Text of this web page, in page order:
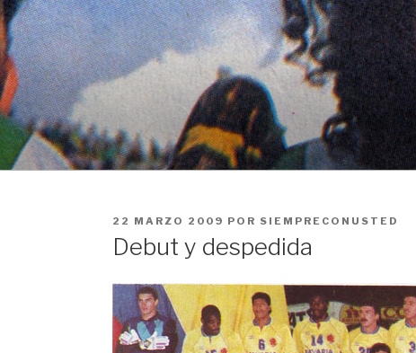
Ir
al
contenido
PUBLICADO
EN
22 MARZO 2009 POR SIEMPRECONUSTED
Debut y despedida